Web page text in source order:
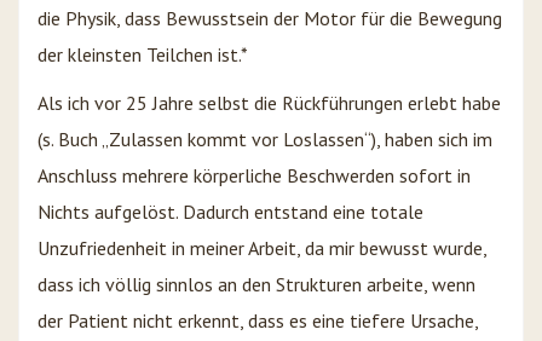
die Physik, dass Bewusstsein der Motor für die Bewegung
der kleinsten Teilchen ist.*
Als ich vor 25 Jahre selbst die Rückführungen erlebt habe
(s. Buch „Zulassen kommt vor Loslassen“), haben sich im
Anschluss mehrere körperliche Beschwerden sofort in
Nichts aufgelöst. Dadurch entstand eine totale
Unzufriedenheit in meiner Arbeit, da mir bewusst wurde,
dass ich völlig sinnlos an den Strukturen arbeite, wenn
der Patient nicht erkennt, dass es eine tiefere Ursache,